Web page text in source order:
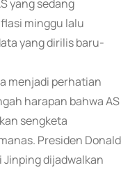
yang sedang
minggu lalu
yang dirilis baru-
menjadi perhatian
harapan bahwa AS
sengketa
Presiden Donald
Jinping dijadwalkan